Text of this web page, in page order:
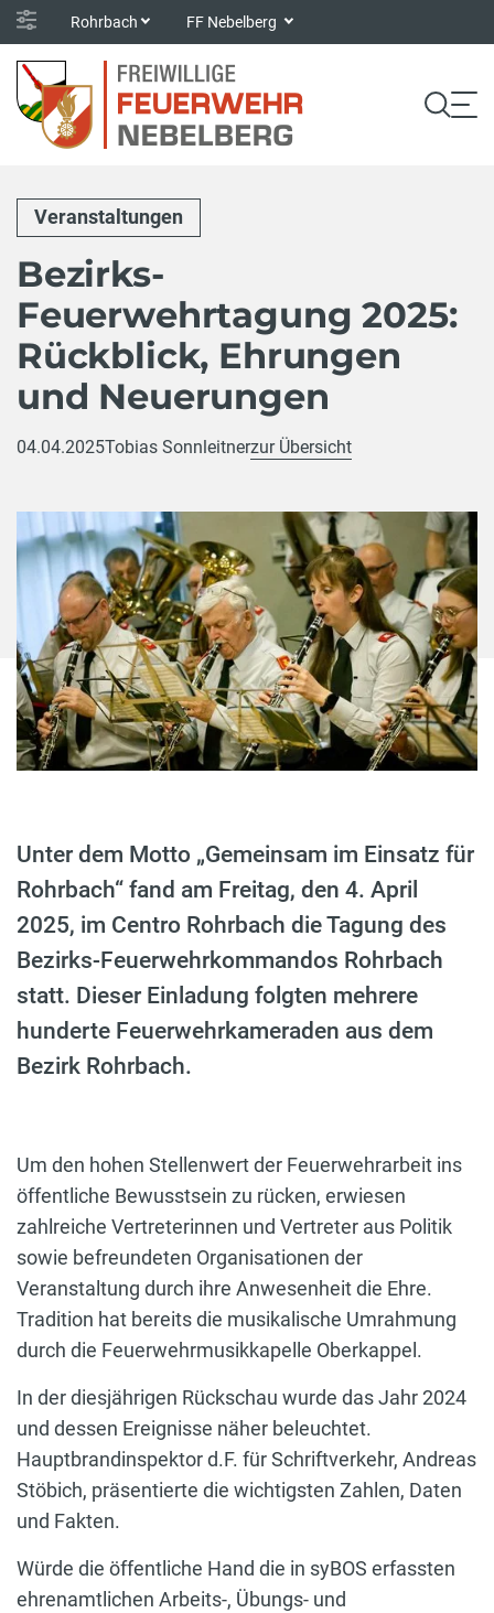
Rohrbach FF Nebelberg
Veranstaltungen
Bezirks-
Feuerwehrtagung 2025:
Rückblick, Ehrungen
und Neuerungen
04.04.2025Tobias Sonnleitnerzur Übersicht
Unter dem Motto „Gemeinsam im Einsatz für
Rohrbach“ fand am Freitag, den 4. April
2025, im Centro Rohrbach die Tagung des
Bezirks-Feuerwehrkommandos Rohrbach
statt. Dieser Einladung folgten mehrere
hunderte Feuerwehrkameraden aus dem
Bezirk Rohrbach.
Um den hohen Stellenwert der Feuerwehrarbeit ins
öffentliche Bewusstsein zu rücken, erwiesen
zahlreiche Vertreterinnen und Vertreter aus Politik
sowie befreundeten Organisationen der
Veranstaltung durch ihre Anwesenheit die Ehre.
Tradition hat bereits die musikalische Umrahmung
durch die Feuerwehrmusikkapelle Oberkappel.
In der diesjährigen Rückschau wurde das Jahr 2024
und dessen Ereignisse näher beleuchtet.
Hauptbrandinspektor d.F. für Schriftverkehr, Andreas
Stöbich, präsentierte die wichtigsten Zahlen, Daten
und Fakten.
Würde die öffentliche Hand die in syBOS erfassten
ehrenamtlichen Arbeits-, Übungs- und